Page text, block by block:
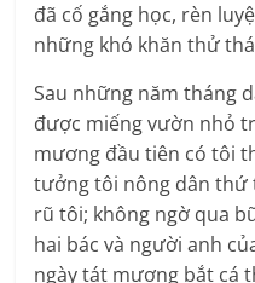
đã cố gắng học, rèn
những khó khăn thử
Sau những năm tháng
được miếng vườn nhỏ
mương đầu tiên có tôi
tưởng tôi nông dân thứ
rũ tôi; không ngờ qua
hai bác và người anh
ngày tát mương bắt cá